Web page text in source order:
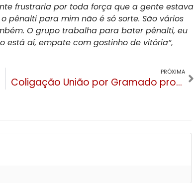
frustraria por toda força que a gente estava
pênalti para mim não é só sorte. São vários
O grupo trabalha para bater pênalti, eu
está aí, empate com gostinho de vitória”,
PRÓXIMA
Coligação União por Gramado promove caminhada na Várzea Grande